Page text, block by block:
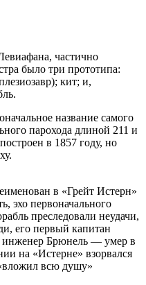
частично
было три прототипа:
кит; и,
название самого
парохода длиной 211 и
в 1857 году, но
в «Грейт Истерн»
эхо первоначального
преследовали неудачи,
его первый капитан
инженер Брюнель — умер в
на «Истерне» взорвался
всю душу»